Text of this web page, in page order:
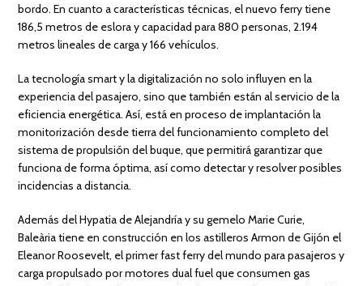
bordo. En cuanto a características técnicas, el nuevo ferry tiene
186,5 metros de eslora y capacidad para 880 personas, 2.194
metros lineales de carga y 166 vehículos.
La tecnología smart y la digitalización no solo influyen en la
experiencia del pasajero, sino que también están al servicio de la
eficiencia energética. Así, está en proceso de implantación la
monitorización desde tierra del funcionamiento completo del
sistema de propulsión del buque, que permitirá garantizar que
funciona de forma óptima, así como detectar y resolver posibles
incidencias a distancia.
Además del Hypatia de Alejandría y su gemelo Marie Curie,
Baleària tiene en construcción en los astilleros Armon de Gijón el
Eleanor Roosevelt, el primer fast ferry del mundo para pasajeros y
carga propulsado por motores dual fuel que consumen gas